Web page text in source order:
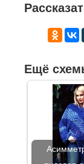
Ещё